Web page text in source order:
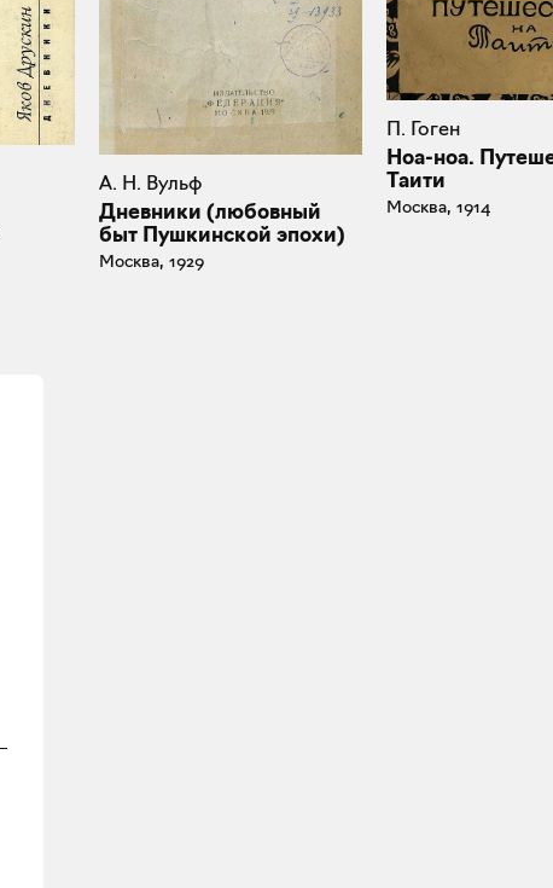
А. Н. Вульф
Дневники (любовный
быт Пушкинской эпохи)
Москва, 1929
П. Гоген
Ноа-ноа.
Таити
Москва, 1914